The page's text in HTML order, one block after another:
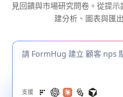
見回饋與市場研究問卷。從提
建分析、圖表與匯
支援